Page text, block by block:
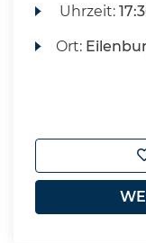
Uhrzeit:
Ort: